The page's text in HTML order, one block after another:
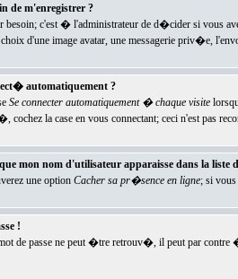
de m'enregistrer ?
besoin; c'est � l'administrateur de d�cider si vous
d'une image avatar, une messagerie priv�e,
automatiquement ?
Se connecter automatiquement � chaque visite
cochez la case en vous connectant; ceci n'est
mon nom d'utilisateur apparaisse dans la liste
une option Cacher sa pr�sence en ligne; si vous
!
de passe ne peut �tre retrouv�, il peut par